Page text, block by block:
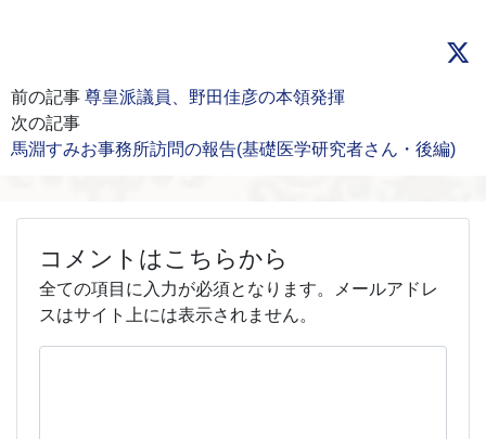
前の記事 尊皇派議員、野田佳彦の本領発揮
次の記事
馬淵すみお事務所訪問の報告(基礎医学研究者さん・後編)
コメントはこちらから
全ての項目に入力が必須となります。メールアドレ
スはサイト上には表示されません。